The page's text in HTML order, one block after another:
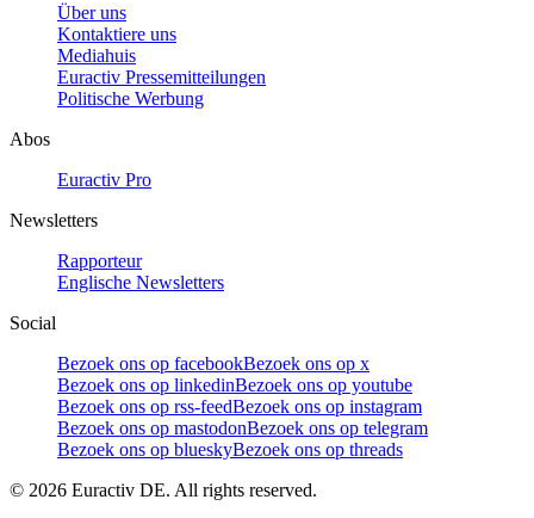
Über uns
Kontaktiere uns
Mediahuis
Euractiv Pressemitteilungen
Politische Werbung
Abos
Euractiv Pro
Newsletters
Rapporteur
Englische Newsletters
Social
Bezoek ons op facebookBezoek ons op x
Bezoek ons op linkedinBezoek ons op youtube
Bezoek ons op rss-feedBezoek ons op instagram
Bezoek ons op mastodonBezoek ons op telegram
Bezoek ons op blueskyBezoek ons op threads
© 2026 Euractiv DE. All rights reserved.